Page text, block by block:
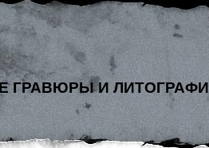
ГРАВЮРЫ И